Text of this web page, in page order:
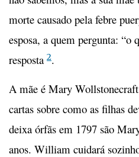
morte causado pela febre
esposa, a quem pergunta:
resposta 2.
A mãe é Mary
cartas sobre como as filhas
deixa órfãs em 1797 são
anos. William cuidará